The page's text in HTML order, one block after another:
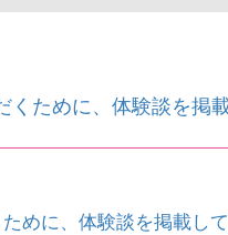
ために、体験談を掲
めに、体験談を掲載して